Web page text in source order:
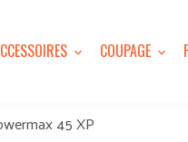
COUPAGE
45 XP